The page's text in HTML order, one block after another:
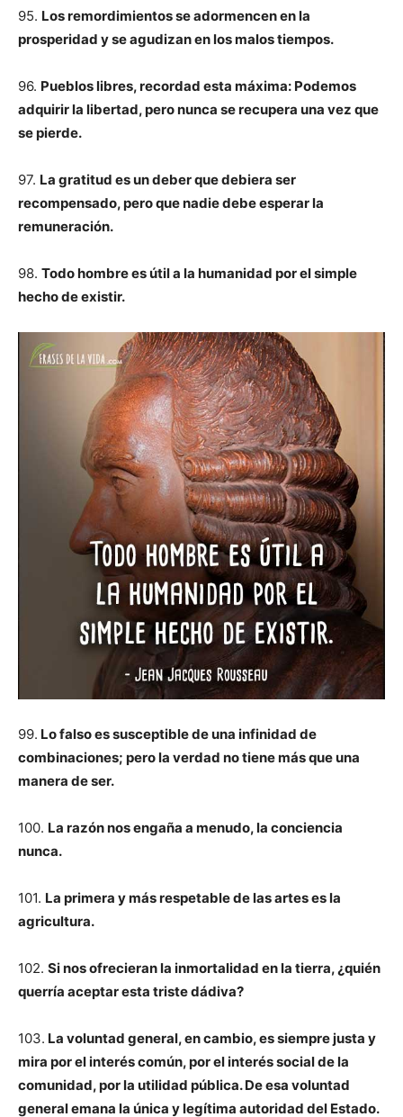
95. Los remordimientos se adormencen en la
prosperidad y se agudizan en los malos tiempos.
96. Pueblos libres, recordad esta máxima: Podemos
adquirir la libertad, pero nunca se recupera una vez que
se pierde.
97. La gratitud es un deber que debiera ser
recompensado, pero que nadie debe esperar la
remuneración.
98. Todo hombre es útil a la humanidad por el simple
hecho de existir.
99. Lo falso es susceptible de una infinidad de
combinaciones; pero la verdad no tiene más que una
manera de ser.
100. La razón nos engaña a menudo, la conciencia
nunca.
101. La primera y más respetable de las artes es la
agricultura.
102. Si nos ofrecieran la inmortalidad en la tierra, ¿quién
querría aceptar esta triste dádiva?
103. La voluntad general, en cambio, es siempre justa y
mira por el interés común, por el interés social de la
comunidad, por la utilidad pública. De esa voluntad
general emana la única y legítima autoridad del Estado.